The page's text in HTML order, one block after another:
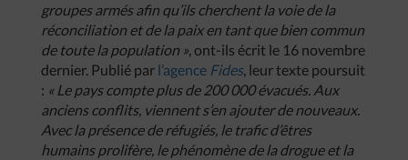
groupes armés afin qu’ils cherchent la voie de la
réconciliation et de la paix en tant que bien commun
de toute la population », ont-ils écrit le 16 novembre
dernier. Publié par l’agence Fides, leur texte poursuit
: « Le pays compte plus de 200 000 évacués. Aux
anciens conflits, viennent s’en ajouter de nouveaux.
Avec la présence de réfugiés, le trafic d’êtres
humains prolifère, le phénomène de la drogue et la